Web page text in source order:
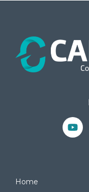
Home